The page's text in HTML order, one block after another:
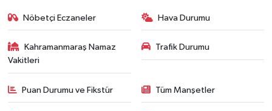
Nöbetçi Eczaneler Hava Durumu
Kahramanmaraş Namaz
Vakitleri
Trafik Durumu
Puan Durumu ve Fikstür Tüm Manşetler